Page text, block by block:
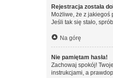
Rejestracja została
Możliwe, że z jakiegoś
Jeśli tak się stało,
Na górę
Nie pamiętam hasła!
Zachowaj spokój!
instrukcjami, a